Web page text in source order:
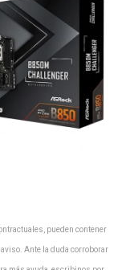
pueden contener
Ante la duda corroborar